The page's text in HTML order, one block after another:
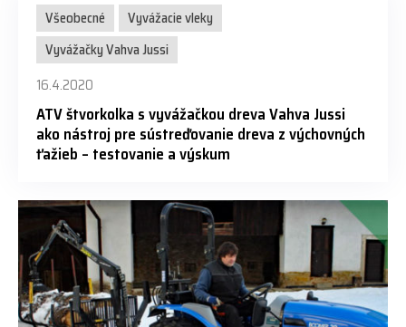
Všeobecné
Vyvážacie vleky
Vyvážačky Vahva Jussi
16.4.2020
ATV štvorkolka s vyvážačkou dreva Vahva Jussi
ako nástroj pre sústreďovanie dreva z výchovných
ťažieb – testovanie a výskum